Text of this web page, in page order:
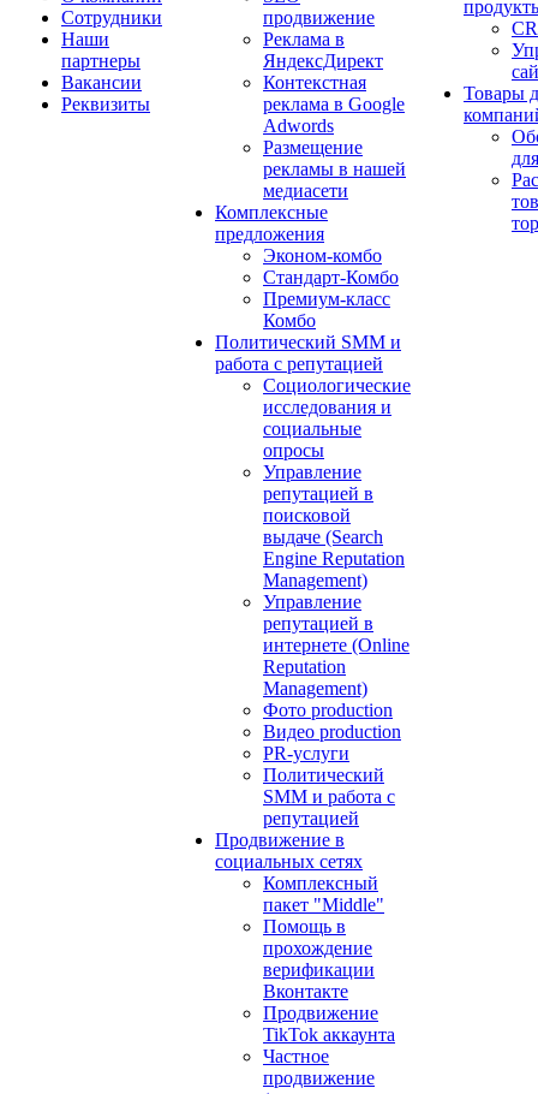
Сотрудники
Наши
партнеры
Вакансии
Реквизиты
продвижение
Реклама в
ЯндексДирект
Контекстная
реклама в Google
Adwords
Размещение
рекламы в нашей
медиасети
Комплексные
предложения
Эконом-комбо
Стандарт-Комбо
Премиум-класс
Комбо
Политический SMM и
работа с репутацией
Социологические
исследования и
социальные
опросы
Управление
репутацией в
поисковой
выдаче (Search
Engine Reputation
Management)
Управление
репутацией в
интернете (Online
Reputation
Management)
Фото production
Видео production
PR-услуги
Политический
SMM и работа с
репутацией
Продвижение в
социальных сетях
Комплексный
пакет "Middle"
Помощь в
прохождение
верификации
Вконтакте
Продвижение
TikTok аккаунта
Частное
продвижение
Товары